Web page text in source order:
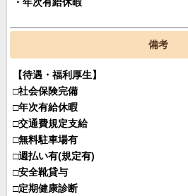
備考
【待遇・福利厚生】
□社会保険完備
□年次有給休暇
□交通費規定支給
□無料駐車場有
□週払い有(規定有)
□安全靴貸与
□定期健康診断